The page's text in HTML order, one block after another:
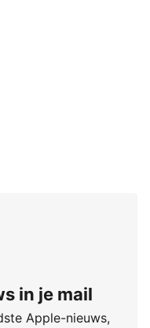
in je mail
Apple-nieuws,